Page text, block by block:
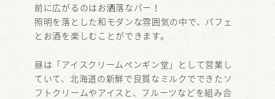
前に広がるのはお洒落なバー！
照明を落とした和モダンな雰囲気の中で、パフェ
とお酒を楽しむことができます。
昼は「アイスクリームペンギン堂」として営業し
ていて、北海道の新鮮で良質なミルクでできたソ
フトクリームやアイスと、フルーツなどを組み合